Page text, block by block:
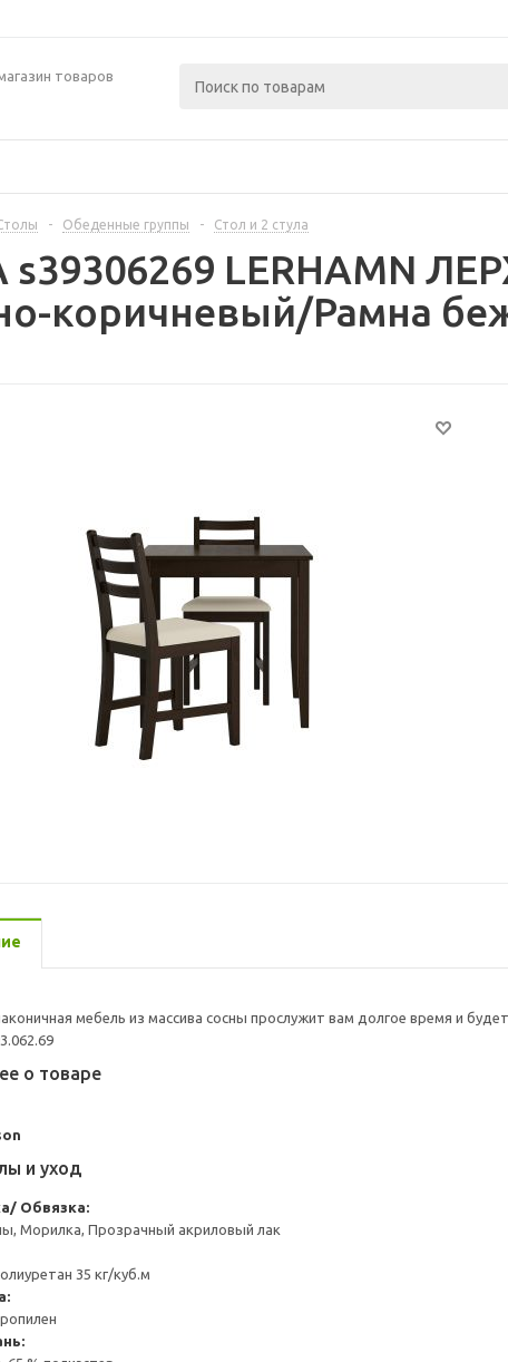
товаров
- Обеденные группы - Стол и 2 стула
s39306269 LERHAMN
коричневый/Рамна
мебель из массива сосны прослужит вам долгое время и
о товаре
и уход
Обвязка:
Морилка, Прозрачный акриловый лак
35 кг/куб.м